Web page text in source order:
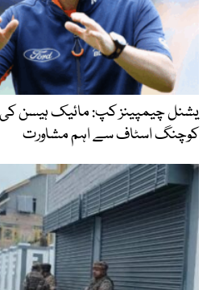
یشنل چیمپینز کپ: مائیک ہیسن
کوچنگ اسٹاف سے اہم مشاورت